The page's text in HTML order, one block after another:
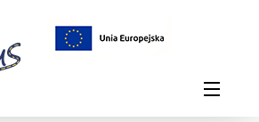
narzędzi